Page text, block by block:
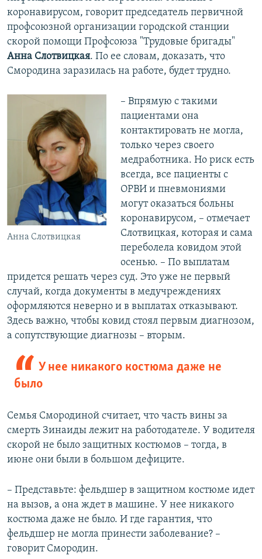
коронавирусом, говорит председатель первичной
профсоюзной организации городской станции
скорой помощи Профсоюза "Трудовые бригады"
Анна Слотвицкая. По ее словам, доказать, что
Смородина заразилась на работе, будет трудно.
Анна Слотвицкая
– Впрямую с такими
пациентами она
контактировать не могла,
только через своего
медработника. Но риск есть
всегда, все пациенты с
ОРВИ и пневмониями
могут оказаться больны
коронавирусом, – отмечает
Слотвицкая, которая и сама
переболела ковидом этой
осенью. – По выплатам
придется решать через суд. Это уже не первый
случай, когда документы в медучреждениях
оформляются неверно и в выплатах отказывают.
Здесь важно, чтобы ковид стоял первым диагнозом,
а сопутствующие диагнозы – вторым.
У нее никакого костюма даже не
было
Семья Смородиной считает, что часть вины за
смерть Зинаиды лежит на работодателе. У водителя
скорой не было защитных костюмов – тогда, в
июне они были в большом дефиците.
– Представьте: фельдшер в защитном костюме идет
на вызов, а она ждет в машине. У нее никакого
костюма даже не было. И где гарантия, что
фельдшер не могла принести заболевание? –
говорит Смородин.